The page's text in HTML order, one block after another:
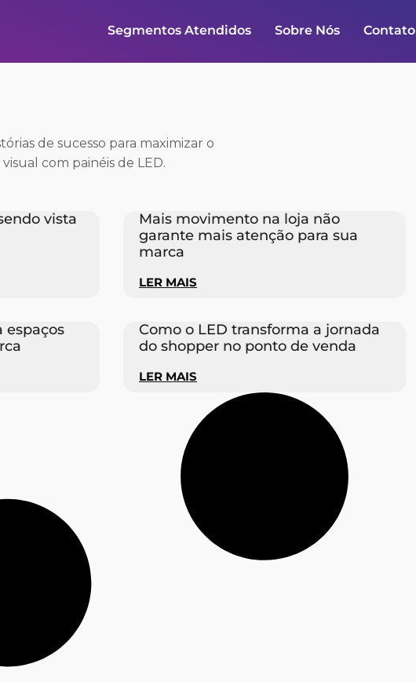
Segmentos Atendidos Sobre Nós Contato
de sucesso para maximizar o
com painéis de LED.
vista
Mais movimento na loja não
garante mais atenção para sua
marca
LER MAIS
espaços
Como o LED transforma a jornada
do shopper no ponto de venda
LER MAIS